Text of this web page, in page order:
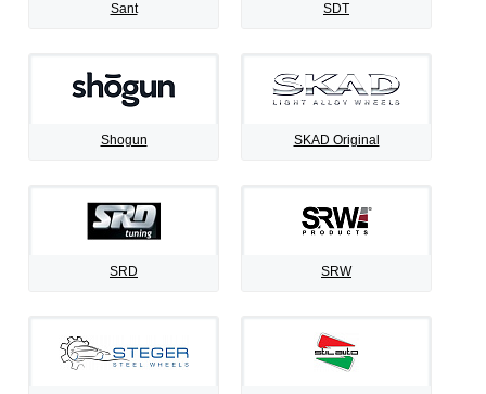
Sant SDT
Shogun SKAD Original
SRD SRW